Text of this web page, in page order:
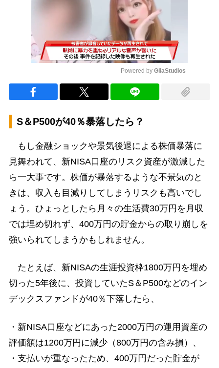
Powered by GliaStudios
S＆P500が40％暴落したら？
もし金融ショックや景気後退による株価暴落に
見舞われて、新NISA口座のリスク資産が激減した
ら一大事です。株価が暴落するような不景気のと
きは、収入も目減りしてしまうリスクも高いでし
ょう。ひょっとしたら月々の生活費30万円を月収
では埋め切れず、400万円の貯金からの取り崩しを
強いられてしまうかもしれません。
たとえば、新NISAの生涯投資枠1800万円を埋め
切った5年後に、投資していたS＆P500などのイン
デックスファンドが40％下落したら、
・新NISA口座などにあった2000万円の運用資産の
評価額は1200万円に減少（800万円の含み損）、
・支払いが重なったため、400万円だった貯金が